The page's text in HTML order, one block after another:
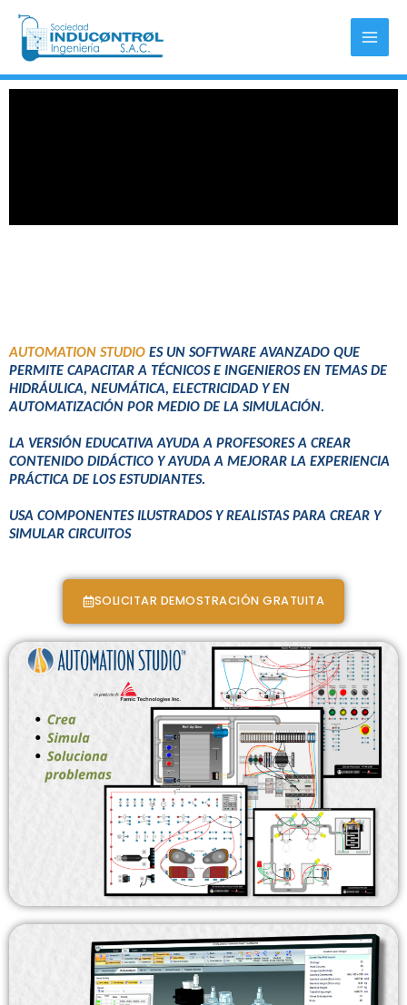
Skip
content
AUTOMATION STUDIO ES UN SOFTWARE AVANZADO QUE
PERMITE CAPACITAR A TÉCNICOS E INGENIEROS EN TEMAS DE
HIDRÁULICA, NEUMÁTICA, ELECTRICIDAD Y EN
AUTOMATIZACIÓN POR MEDIO DE LA SIMULACIÓN.
LA VERSIÓN EDUCATIVA AYUDA A PROFESORES A CREAR
CONTENIDO DIDÁCTICO Y AYUDA A MEJORAR LA EXPERIENCIA
PRÁCTICA DE LOS ESTUDIANTES.
USA COMPONENTES ILUSTRADOS Y REALISTAS PARA CREAR Y
SIMULAR CIRCUITOS
SOLICITAR DEMOSTRACIÓN GRATUITA